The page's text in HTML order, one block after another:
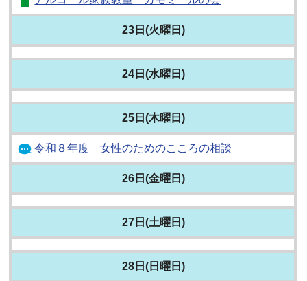
23日(火曜日)
24日(水曜日)
25日(木曜日)
令和８年度 女性のためのこころの相談
26日(金曜日)
27日(土曜日)
28日(日曜日)